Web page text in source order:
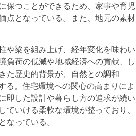
保つことができるため、家事や育児
点となっている。また、地元の素材
や梁を組み上げ、経年変化を味わい
負荷の低減や地域経済への貢献、し
た歴史的背景が、自然との調和
る。住宅環境への関心の高まりによ
即した設計や暮らし方の追求が続い
いける柔軟な環境が整っており、
っている。